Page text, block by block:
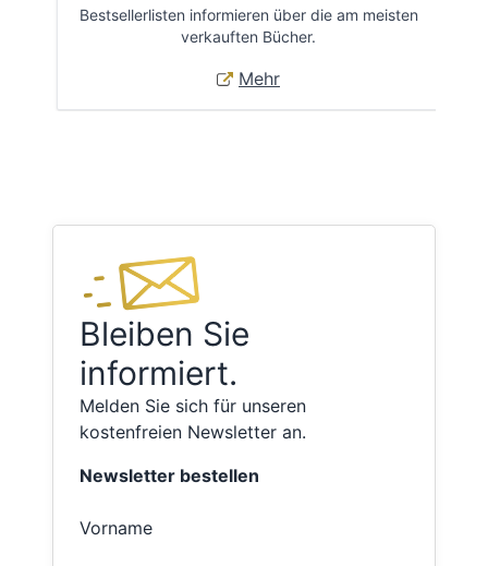
Bestsellerlisten informieren über die am meisten
verkauften Bücher.
Mehr
Bleiben Sie
informiert.
Melden Sie sich für unseren
kostenfreien Newsletter an.